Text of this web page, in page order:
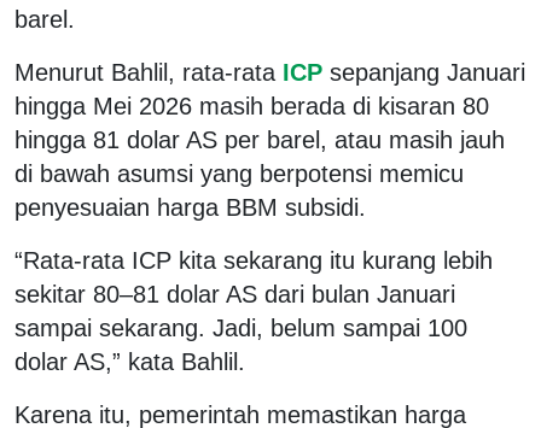
barel.
Menurut Bahlil, rata-rata ICP sepanjang Januari
hingga Mei 2026 masih berada di kisaran 80
hingga 81 dolar AS per barel, atau masih jauh
di bawah asumsi yang berpotensi memicu
penyesuaian harga BBM subsidi.
“Rata-rata ICP kita sekarang itu kurang lebih
sekitar 80–81 dolar AS dari bulan Januari
sampai sekarang. Jadi, belum sampai 100
dolar AS,” kata Bahlil.
Karena itu, pemerintah memastikan harga